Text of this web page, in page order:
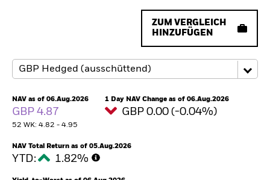
ZUM VERGLEICH
HINZUFÜGEN
NAV as of 06.Aug.2026
GBP 4.87
52 WK: 4.82 - 4.95
1 Day NAV Change as of 06.Aug.2026
GBP 0.00 (-0.04%)
NAV Total Return as of 05.Aug.2026
YTD: 1.82%